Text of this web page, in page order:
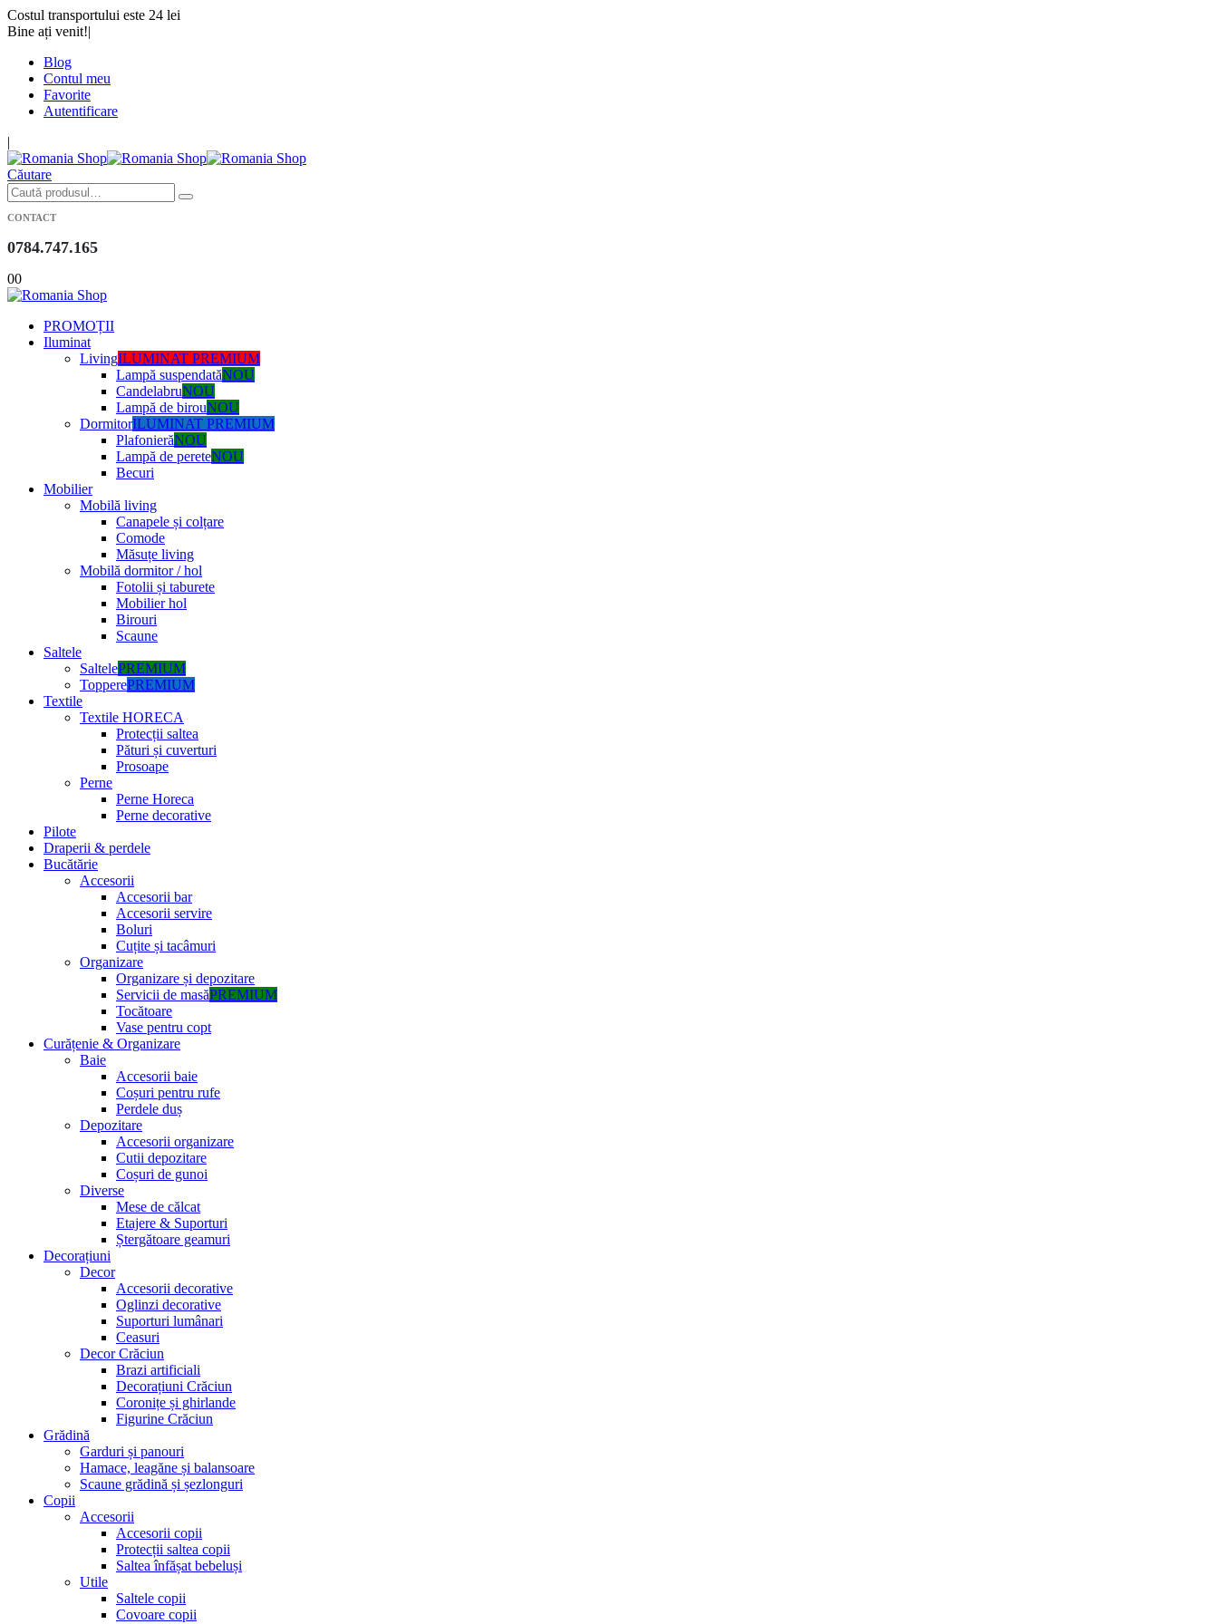
Costul transportului este 24 lei
Bine ați venit!|
Blog
Contul meu
Favorite
Autentificare
|
Căutare
CONTACT
0784.747.165
00
PROMOȚII
Iluminat
LivingILUMINAT PREMIUM
Lampă suspendatăNOU
CandelabruNOU
Lampă de birouNOU
DormitorILUMINAT PREMIUM
PlafonierăNOU
Lampă de pereteNOU
Becuri
Mobilier
Mobilă living
Canapele și colțare
Comode
Măsuțe living
Mobilă dormitor / hol
Fotolii și taburete
Mobilier hol
Birouri
Scaune
Saltele
SaltelePREMIUM
TopperePREMIUM
Textile
Textile HORECA
Protecții saltea
Pături și cuverturi
Prosoape
Perne
Perne Horeca
Perne decorative
Pilote
Draperii & perdele
Bucătărie
Accesorii
Accesorii bar
Accesorii servire
Boluri
Cuțite și tacâmuri
Organizare
Organizare și depozitare
Servicii de masăPREMIUM
Tocătoare
Vase pentru copt
Curățenie & Organizare
Baie
Accesorii baie
Coșuri pentru rufe
Perdele duș
Depozitare
Accesorii organizare
Cutii depozitare
Coșuri de gunoi
Diverse
Mese de călcat
Etajere & Suporturi
Ștergătoare geamuri
Decorațiuni
Decor
Accesorii decorative
Oglinzi decorative
Suporturi lumânari
Ceasuri
Decor Crăciun
Brazi artificiali
Decorațiuni Crăciun
Coronițe și ghirlande
Figurine Crăciun
Grădină
Garduri și panouri
Hamace, leagăne și balansoare
Scaune grădină și șezlonguri
Copii
Accesorii
Accesorii copii
Protecții saltea copii
Saltea înfășat bebeluși
Utile
Saltele copii
Covoare copii